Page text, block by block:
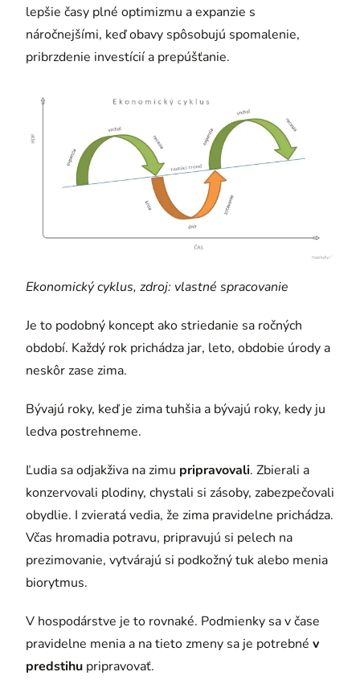
lepšie časy plné optimizmu a expanzie s
náročnejšími, keď obavy spôsobujú spomalenie,
pribrzdenie investícií a prepúšťanie.
Ekonomický cyklus, zdroj: vlastné spracovanie
Je to podobný koncept ako striedanie sa ročných
období. Každý rok prichádza jar, leto, obdobie úrody a
neskôr zase zima.
Bývajú roky, keď je zima tuhšia a bývajú roky, kedy ju
ledva postrehneme.
Ľudia sa odjakživa na zimu pripravovali. Zbierali a
konzervovali plodiny, chystali si zásoby, zabezpečovali
obydlie. I zvieratá vedia, že zima pravidelne prichádza.
Včas hromadia potravu, pripravujú si pelech na
prezimovanie, vytvárajú si podkožný tuk alebo menia
biorytmus.
V hospodárstve je to rovnaké. Podmienky sa v čase
pravidelne menia a na tieto zmeny sa je potrebné v
predstihu pripravovať.